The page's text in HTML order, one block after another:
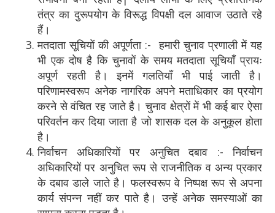
तंत्र का दुरूपयोग के विरूद्ध विपक्षी दल आवाज उठाते रहे
हैं।
मतदाता सूचियों की अपूर्णता :- हमारी चुनाव प्रणाली में यह
भी एक दोष है कि चुनावों के समय मतदाता सूचियाँ प्रायः
अपूर्ण रहती है। इनमें गलतियाँ भी पाई जाती है।
परिणामस्वरूप अनेक नागरिक अपने मताधिकार का प्रयोग
करने से वंचित रह जाते है। चुनाव क्षेत्रों में भी कई बार ऐसा
परिवर्तन कर दिया जाता है जो शासक दल के अनुकूल होता
है।
निर्वाचन अधिकारियों पर अनुचित दबाव :- निर्वाचन
अधिकारियों पर अनुचित रूप से राजनीतिक व अन्य प्रकार
के दबाव डाले जाते है। फलस्वरूप वे निष्पक्ष रूप से अपना
कार्य संपन्न नहीं कर पाते है। उन्हें अनेक समस्याओं का